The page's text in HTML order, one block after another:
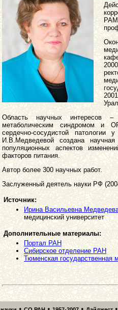
Область научных интересов
метаболическим синдромом и
сердечно-сосудистой
И.В.Медведевой создана
популяционных аспектов
факторов питания.
Автор более 300 научных работ.
Заслуженный деятель науки РФ
Источник:
Ирина Васильевна
медицинский университет
Дополнительные материалы:
Портал РАН
Сибирское отделение РАН
Тюменская государственная